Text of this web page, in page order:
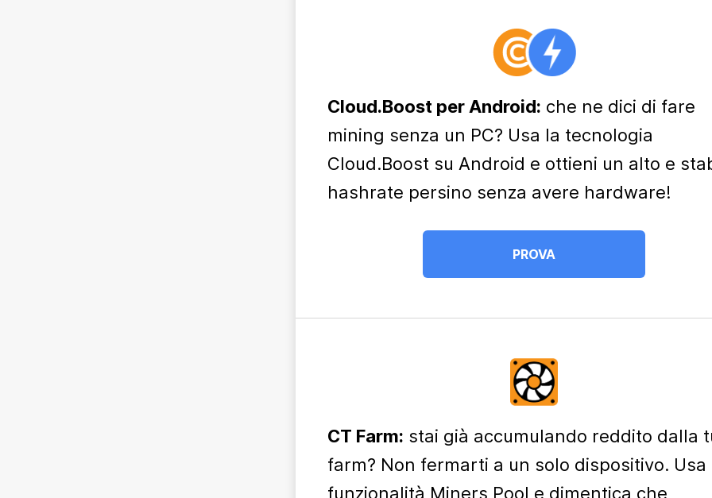
Cloud.Boost per Android: che ne dici di fare
mining senza un PC? Usa la tecnologia
Cloud.Boost su Android e ottieni un alto e
hashrate persino senza avere hardware!
PROVA
CT Farm: stai già accumulando reddito dalla
farm? Non fermarti a un solo dispositivo. Usa
funzionalità Miners Pool e dimentica che